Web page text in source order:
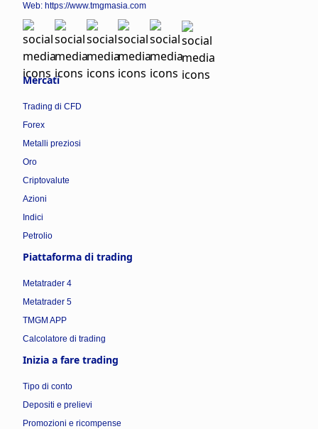
Web: https://www.tmgmasia.com
Mercati
Trading di CFD
Forex
Metalli preziosi
Oro
Criptovalute
Azioni
Indici
Petrolio
Piattaforma di trading
Metatrader 4
Metatrader 5
TMGM APP
Calcolatore di trading
Inizia a fare trading
Tipo di conto
Depositi e prelievi
Promozioni e ricompense